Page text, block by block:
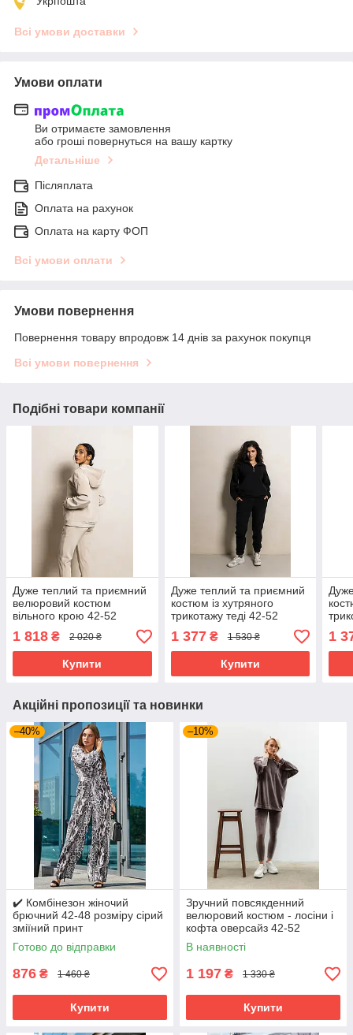
Всі умови доставки
Умови оплати
Ви отримаєте замовлення
або гроші повернуться на вашу картку
Детальніше
Післяплата
Оплата на рахунок
Оплата на карту ФОП
Всі умови оплати
Умови повернення
Повернення товару впродовж 14 днів за рахунок покупця
Всі умови повернення
Подібні товари компанії
Дуже теплий та приємний
велюровий костюм
вільного крою 42-52
розміри різні кольори
бежевий
1 818 ₴ 2 020 ₴
Купити
Дуже теплий та приємний
костюм із хутряного
трикотажу теді 42-52
розміри різні кольори
чорний
1 377₴ 1 530 ₴
Купити
1
Акційні пропозиції та новинки
–40%
✔️ Комбінезон жіночий
брючний 42-48 розміру сірий
зміїний принт
Готово до відправки
876 ₴ 1 460 ₴
Купити
–10%
Зручний повсякденний
велюровий костюм - лосіни і
кофта оверсайз 42-52
розміри різні кольори
В наявності
1 197 ₴ 1 330 ₴
Купити